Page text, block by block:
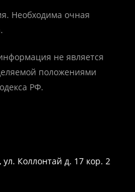
Необходима очная
не является
положениями
РФ.
ул. Коллонтай д. 17 кор. 2